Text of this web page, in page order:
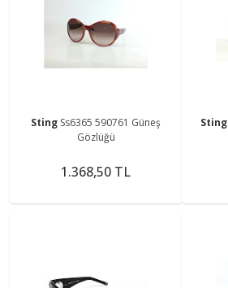
Sting Ss6365 590761 Güneş
Gözlüğü
1.368,50 TL
Sting